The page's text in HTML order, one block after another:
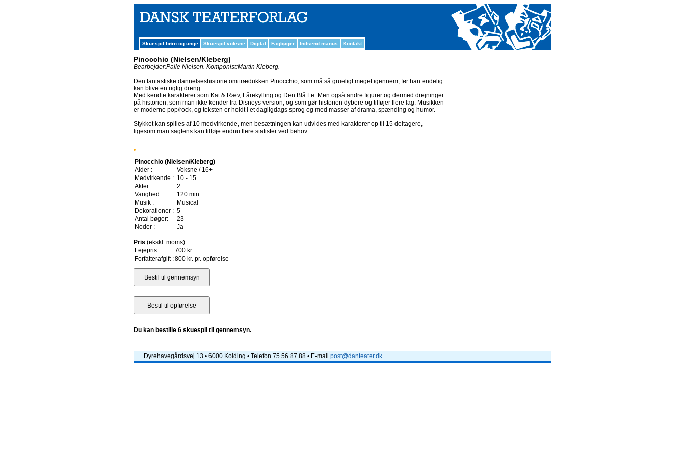
Skuespil børn og unge Skuespil voksne Digital Fagbøger Indsend manus Kontakt
Pinocchio (Nielsen/Kleberg)
Bearbejder:Palle Nielsen. Komponist:Martin Kleberg.
Den fantastiske dannelseshistorie om trædukken Pinocchio, som må så grueligt meget igennem, før han endelig
kan blive en rigtig dreng.
Med kendte karakterer som Kat & Ræv, Fårekylling og Den Blå Fe. Men også andre figurer og dermed drejninger
på historien, som man ikke kender fra Disneys version, og som gør historien dybere og tilføjer flere lag. Musikken
er moderne pop/rock, og teksten er holdt i et dagligdags sprog og med masser af drama, spænding og humor.
Stykket kan spilles af 10 medvirkende, men besætningen kan udvides med karakterer op til 15 deltagere,
ligesom man sagtens kan tilføje endnu flere statister ved behov.
Pinocchio (Nielsen/Kleberg)
Alder :
Voksne / 16+
Medvirkende : 10 - 15
Akter :
2
Varighed :
120 min.
Musik :
Musical
Dekorationer : 5
Antal bøger:
23
Noder :
Ja
Pris (ekskl. moms)
Lejepris :
700 kr.
Forfatterafgift :800 kr. pr. opførelse
Du kan bestille 6 skuespil til gennemsyn.
Dyrehavegårdsvej 13 • 6000 Kolding • Telefon 75 56 87 88 • E-mail post@danteater.dk